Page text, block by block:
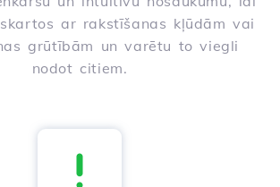
ar rakstīšanas kļūdām vai
grūtībām un varētu to viegli
nodot citiem.